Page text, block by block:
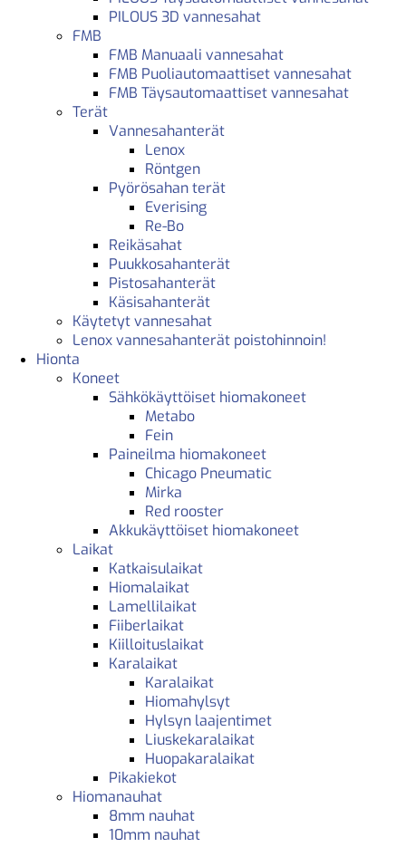
PILOUS 3D vannesahat
FMB
FMB Manuaali vannesahat
FMB Puoliautomaattiset vannesahat
FMB Täysautomaattiset vannesahat
Terät
Vannesahanterät
Lenox
Röntgen
Pyörösahan terät
Everising
Re-Bo
Reikäsahat
Puukkosahanterät
Pistosahanterät
Käsisahanterät
Käytetyt vannesahat
Lenox vannesahanterät poistohinnoin!
Hionta
Koneet
Sähkökäyttöiset hiomakoneet
Metabo
Fein
Paineilma hiomakoneet
Chicago Pneumatic
Mirka
Red rooster
Akkukäyttöiset hiomakoneet
Laikat
Katkaisulaikat
Hiomalaikat
Lamellilaikat
Fiiberlaikat
Kiilloituslaikat
Karalaikat
Karalaikat
Hiomahylsyt
Hylsyn laajentimet
Liuskekaralaikat
Huopakaralaikat
Pikakiekot
Hiomanauhat
8mm nauhat
10mm nauhat